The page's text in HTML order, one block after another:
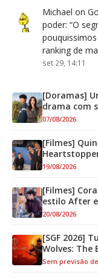
Michael on
poder: “O
ranking de
set 29, 14:11
[Doramas]
drama com
07/08/2026
[Filmes]
19/08/2026
[Filmes]
estilo After
20/08/2026
[SGF 2026]
Wolves: The
Sem previsão